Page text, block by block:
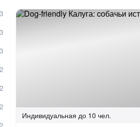
Индивидуальная до 10 чел.